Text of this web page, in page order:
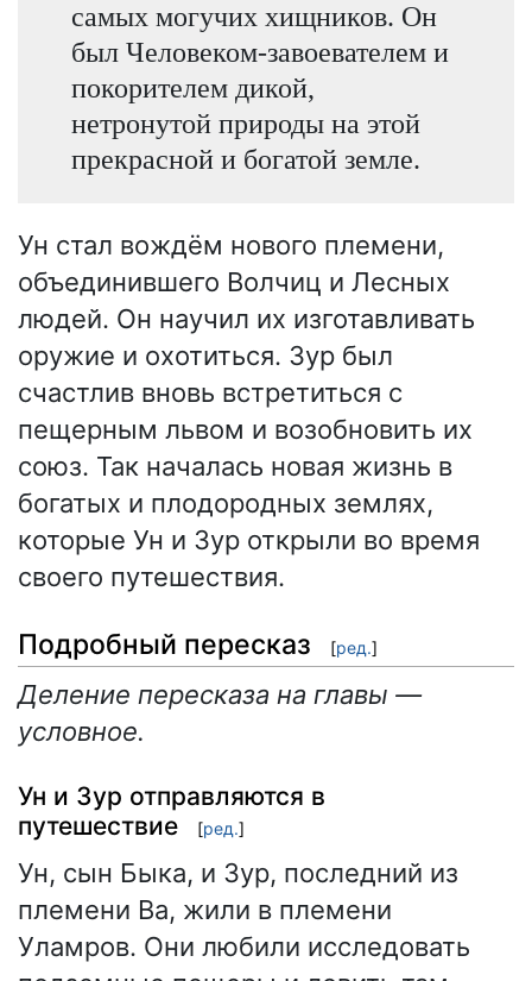
самых могучих хищников. Он
был Человеком-завоевателем и
покорителем дикой,
нетронутой природы на этой
прекрасной и богатой земле.
Ун стал вождём нового племени,
объединившего Волчиц и Лесных
людей. Он научил их изготавливать
оружие и охотиться. Зур был
счастлив вновь встретиться с
пещерным львом и возобновить их
союз. Так началась новая жизнь в
богатых и плодородных землях,
которые Ун и Зур открыли во время
своего путешествия.
Подробный пересказ [ред.]
Деление пересказа на главы —
условное.
Ун и Зур отправляются в
путешествие
[ред.]
Ун, сын Быка, и Зур, последний из
племени Ва, жили в племени
Уламров. Они любили исследовать